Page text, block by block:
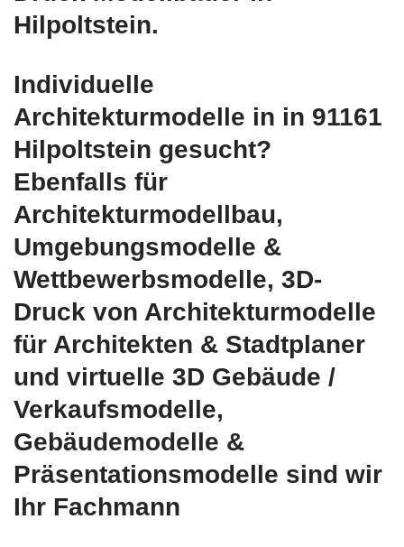
Hilpoltstein.
Individuelle
Architekturmodelle in in 91161
Hilpoltstein gesucht?
Ebenfalls für
Architekturmodellbau,
Umgebungsmodelle &
Wettbewerbsmodelle, 3D-
Druck von Architekturmodelle
für Architekten & Stadtplaner
und virtuelle 3D Gebäude /
Verkaufsmodelle,
Gebäudemodelle &
Präsentationsmodelle sind wir
Ihr Fachmann